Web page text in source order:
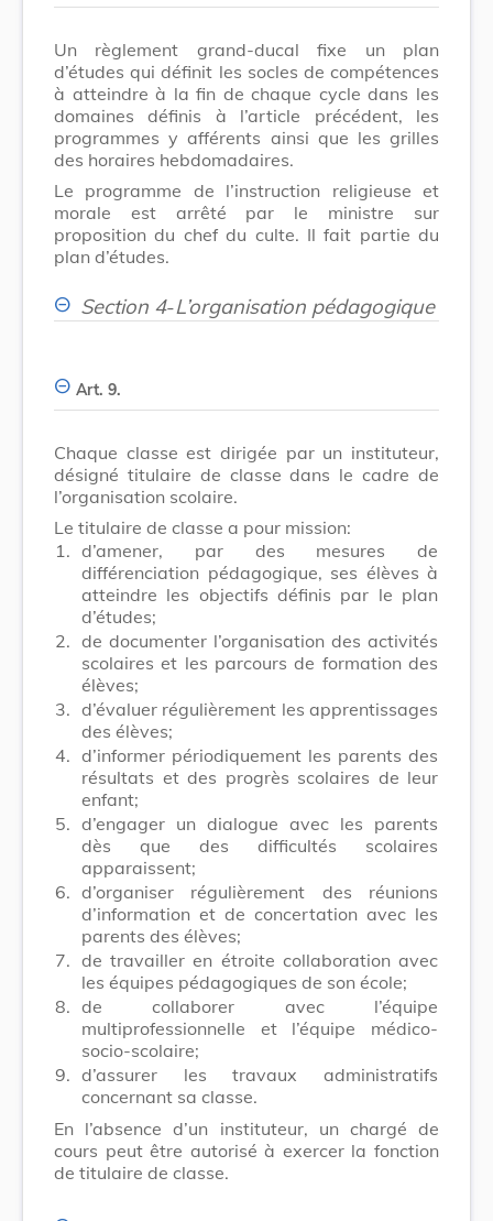
Un règlement grand-ducal fixe un plan
d’études qui définit les socles de compétences
à atteindre à la fin de chaque cycle dans les
domaines définis à l’article précédent, les
programmes y afférents ainsi que les grilles
des horaires hebdomadaires.
Le programme de l’instruction religieuse et
morale est arrêté par le ministre sur
proposition du chef du culte. Il fait partie du
plan d’études.
Section 4-L’organisation pédagogique
Art. 9.
Chaque classe est dirigée par un instituteur,
désigné titulaire de classe dans le cadre de
l’organisation scolaire.
Le titulaire de classe a pour mission:
1. d’amener, par des mesures de
différenciation pédagogique, ses élèves à
atteindre les objectifs définis par le plan
d’études;
2. de documenter l’organisation des activités
scolaires et les parcours de formation des
élèves;
3. d’évaluer régulièrement les apprentissages
des élèves;
4. d’informer périodiquement les parents des
résultats et des progrès scolaires de leur
enfant;
5. d’engager un dialogue avec les parents
dès que des difficultés scolaires
apparaissent;
6. d’organiser régulièrement des réunions
d’information et de concertation avec les
parents des élèves;
7. de travailler en étroite collaboration avec
les équipes pédagogiques de son école;
8. de collaborer avec l’équipe
multiprofessionnelle et l’équipe médico-
socio-scolaire;
9. d’assurer les travaux administratifs
concernant sa classe.
En l’absence d’un instituteur, un chargé de
cours peut être autorisé à exercer la fonction
de titulaire de classe.